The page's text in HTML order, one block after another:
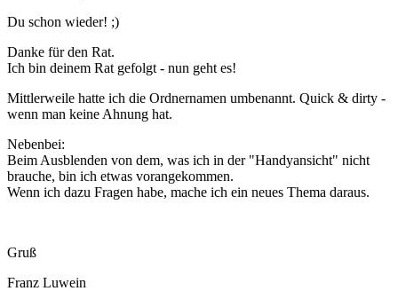
Du schon wieder! ;)
Danke für den Rat.
Ich bin deinem Rat gefolgt - nun geht es!
Mittlerweile hatte ich die Ordnernamen umbenannt. Quick & dirty -
wenn man keine Ahnung hat.
Nebenbei:
Beim Ausblenden von dem, was ich in der "Handyansicht" nicht
brauche, bin ich etwas vorangekommen.
Wenn ich dazu Fragen habe, mache ich ein neues Thema daraus.
Gruß
Franz Luwein